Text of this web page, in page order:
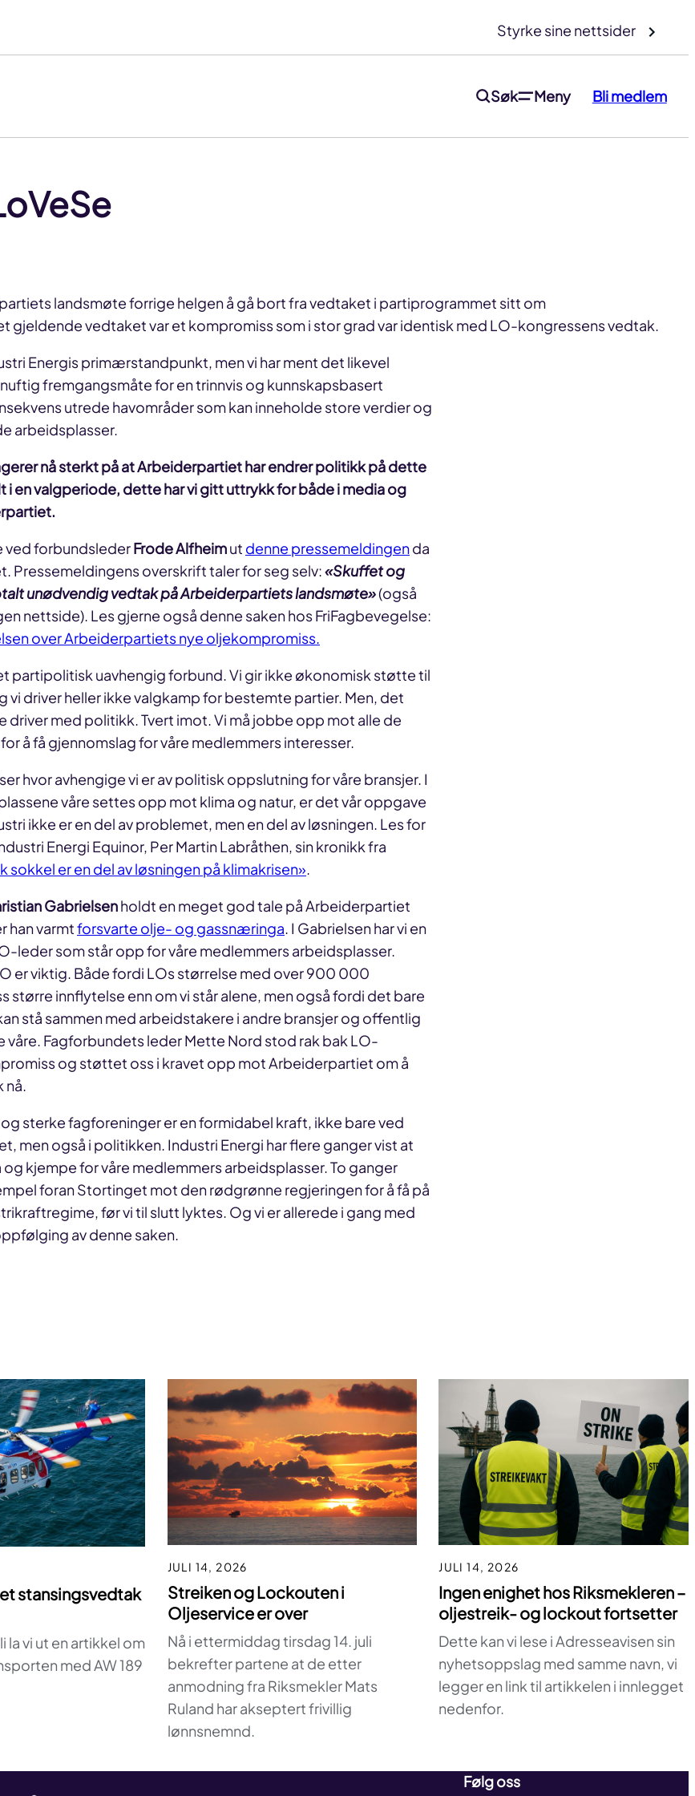
Styrke sine nettsider
Søk Meny Bli medlem
landsmøte forrige helgen å gå bort fra vedtaket i partiprogrammet sitt om
gjeldende vedtaket var et kompromiss som i stor grad var identisk med LO-kongressens vedtak.
Energis primærstandpunkt, men vi har ment det likevel
fremgangsmåte for en trinnvis og kunnskapsbasert
utrede havområder som kan inneholde store verdier og
arbeidsplasser.
nå sterkt på at Arbeiderpartiet har endrer politikk på dette
en valgperiode, dette har vi gitt uttrykk for både i media og
ved forbundslederFrode Alfheimut denne pressemeldingenda
Pressemeldingens overskrift taler for seg selv:«Skuffet og
unødvendig vedtak på Arbeiderpartiets landsmøte»(også
nettside). Les gjerne også denne saken hos FriFagbevegelse:
over Arbeiderpartiets nye oljekompromiss.
partipolitisk uavhengig forbund. Vi gir ikke økonomisk støtte til
vi driver heller ikke valgkamp for bestemte partier. Men, det
driver med politikk. Tvert imot. Vi må jobbe opp mot alle de
å få gjennomslag for våre medlemmers interesser.
hvor avhengige vi er av politisk oppslutning for våre bransjer. I
våre settes opp mot klima og natur, er det vår oppgave
ikke er en del av problemet, men en del av løsningen. Les for
Energi Equinor, Per Martin Labråthen, sin kronikk fra
sokkel er en del av løsningen på klimakrisen».
Gabrielsenholdt en meget god tale på Arbeiderpartiet
han varmtforsvarte olje- og gassnæringa. I Gabrielsen har vi en
leder som står opp for våre medlemmers arbeidsplasser.
er viktig. Både fordi LOs størrelse med over 900 000
større innflytelse enn om vi står alene, men også fordi det bare
stå sammen med arbeidstakere i andre bransjer og offentlig
våre. Fagforbundets leder Mette Nord stod rak bak LO-
og støttet oss i kravet opp mot Arbeiderpartiet om å
nå.
sterke fagforeninger er en formidabel kraft, ikke bare ved
men også i politikken. Industri Energi har flere ganger vist at
kjempe for våre medlemmers arbeidsplasser. To ganger
foran Stortinget mot den rødgrønne regjeringen for å få på
før vi til slutt lyktes. Og vi er allerede i gang med
av denne saken.
stansingsvedtak
la vi ut en artikkel om
med AW 189
JULI 14, 2026
Streiken og Lockouten i
Oljeservice er over
Nå i ettermiddag tirsdag 14. juli
bekrefter partene at de etter
anmodning fra Riksmekler Mats
Ruland har akseptert frivillig
lønnsnemnd.
JULI 14, 2026
Ingen enighet hos Riksmekleren –
oljestreik- og lockout fortsetter
Dette kan vi lese i Adresseavisen sin
nyhetsoppslag med samme navn, vi
legger en link til artikkelen i innlegget
nedenfor.
Følg oss